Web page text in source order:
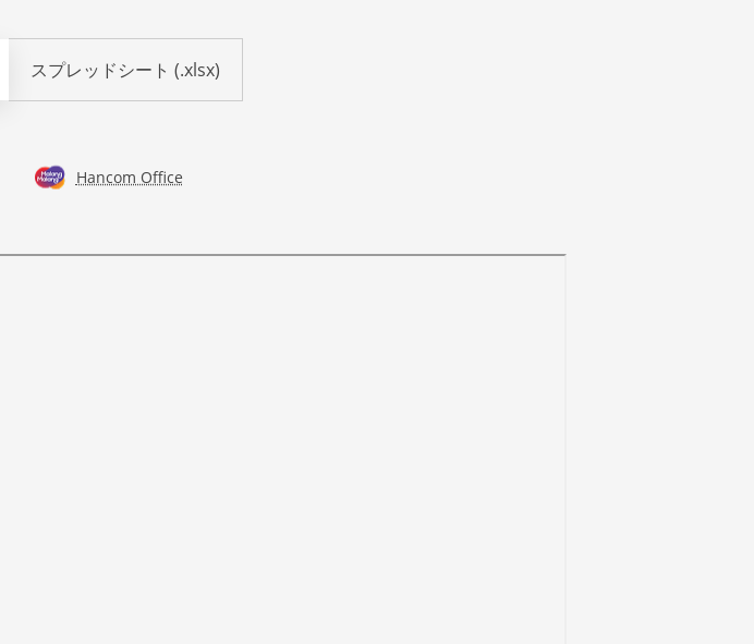
スプレッドシート (.xlsx)
Hancom Office